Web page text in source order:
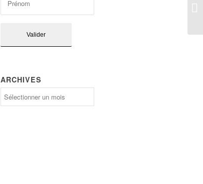
ARCHIVES